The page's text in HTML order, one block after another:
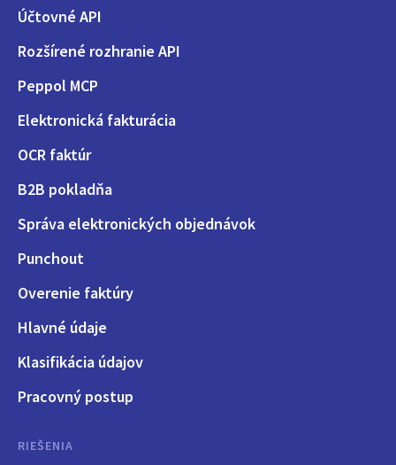
Účtovné API
Rozšírené rozhranie API
Peppol MCP
Elektronická fakturácia
OCR faktúr
B2B pokladňa
Správa elektronických objednávok
Punchout
Overenie faktúry
Hlavné údaje
Klasifikácia údajov
Pracovný postup
RIEŠENIA